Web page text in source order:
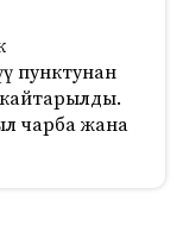
пунктунан
чарба жана